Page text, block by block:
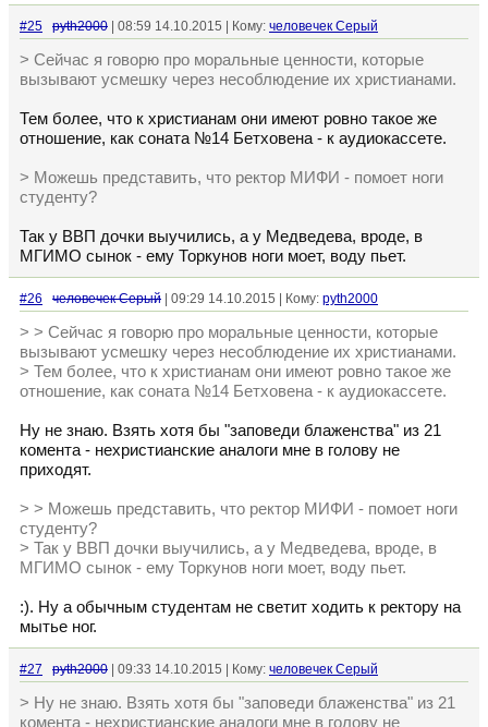
#25 pyth2000 | 08:59 14.10.2015 | Кому: человечек Серый
> Сейчас я говорю про моральные ценности, которые
вызывают усмешку через несоблюдение их христианами.
Тем более, что к христианам они имеют ровно такое же
отношение, как соната №14 Бетховена - к аудиокассете.
> Можешь представить, что ректор МИФИ - помоет ноги
студенту?
Так у ВВП дочки выучились, а у Медведева, вроде, в
МГИМО сынок - ему Торкунов ноги моет, воду пьет.
#26 человечек Серый | 09:29 14.10.2015 | Кому: pyth2000
> > Сейчас я говорю про моральные ценности, которые
вызывают усмешку через несоблюдение их христианами.
> Тем более, что к христианам они имеют ровно такое же
отношение, как соната №14 Бетховена - к аудиокассете.
Ну не знаю. Взять хотя бы "заповеди блаженства" из 21
комента - нехристианские аналоги мне в голову не
приходят.
> > Можешь представить, что ректор МИФИ - помоет ноги
студенту?
> Так у ВВП дочки выучились, а у Медведева, вроде, в
МГИМО сынок - ему Торкунов ноги моет, воду пьет.
:). Ну а обычным студентам не светит ходить к ректору на
мытье ног.
#27 pyth2000 | 09:33 14.10.2015 | Кому: человечек Серый
> Ну не знаю. Взять хотя бы "заповеди блаженства" из 21
комента - нехристианские аналоги мне в голову не